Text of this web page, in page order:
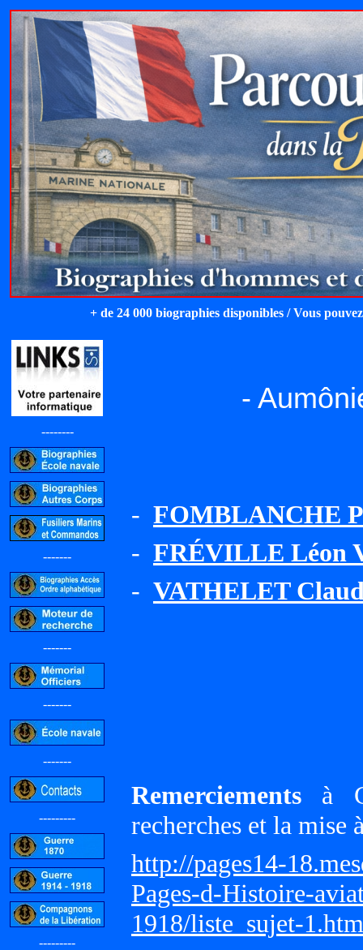
+ de 24 000 biographies disponibles / Vous
--------
-------
-------
-------
-------
---------
---------
-
- FOMBLANCHE
- FRÉVILLE Léon
- VATHELET
Remerciements à
recherches et la mise
http://pages14-
Pages-d-Histoire-
1918/liste_sujet-1.htm